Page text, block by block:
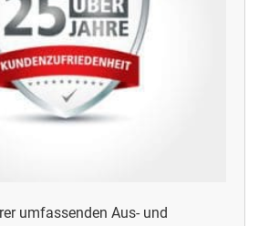
umfassenden Aus- und